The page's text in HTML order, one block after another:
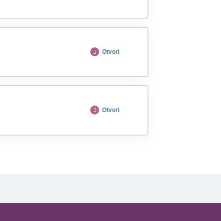
Otvori
Otvori